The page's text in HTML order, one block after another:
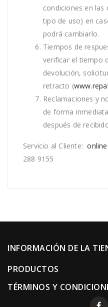
condiciones en las
tipo de uso) en
podrá cambiarlo.
Tiempos de
verificar el tiempo
devolución,
retracto (
Reclamaciones y
de forma
después de
Servicio al Cliente:
288 9155
INFORMACIÓN DE LA
PRODUCTOS
TÉRMINOS Y